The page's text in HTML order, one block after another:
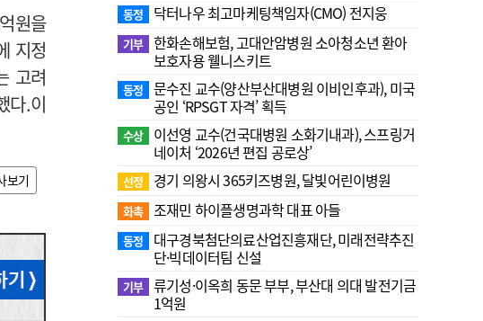
억원을
지정
고려
다.이
보기
동정 닥터나우 최고마케팅책임자(CMO) 전지웅
기부 한화손해보험, 고대안암병원 소아청소년 환아
보호자용 웰니스키트
동정
문수진 교수( 양산부산대병원 이비인후과), 미국
공인 ‘RPSGT 자격’ 획득
수상
이선영 교수(건국대병원 소화기내과), 스프링거
네이처 ‘2026년 편집 공로상’
선정 경기 의왕시 365키즈병원, 달빛어린이병원
화촉 조재민 하이플생명과학 대표 아들
동정
대구경북첨단의료산업진흥재단, 미래전략추진
단·빅데이터팀 신설
기부 류기성·이옥희 동문 부부, 부산대 의대 발전기금
1억원